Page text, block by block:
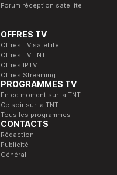
Forum réception satellite
OFFRES TV
Offres TV satellite
Offres TV TNT
Offres IPTV
Offres Streaming
PROGRAMMES TV
En ce moment sur la TNT
Ce soir sur la TNT
Tous les programmes
CONTACTS
Rédaction
Publicité
Général